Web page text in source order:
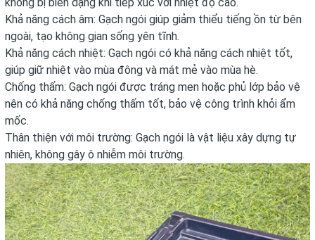
Khả năng cách âm: Gạch ngói giúp giảm thiểu tiếng ồn từ bên
ngoài, tạo không gian sống yên tĩnh.
Khả năng cách nhiệt: Gạch ngói có khả năng cách nhiệt tốt,
giúp giữ nhiệt vào mùa đông và mát mẻ vào mùa hè.
Chống thấm: Gạch ngói được tráng men hoặc phủ lớp bảo vệ
nên có khả năng chống thấm tốt, bảo vệ công trình khỏi ẩm
mốc.
Thân thiện với môi trường: Gạch ngói là vật liệu xây dựng tự
nhiên, không gây ô nhiễm môi trường.